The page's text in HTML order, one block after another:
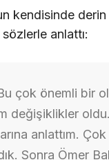
kendisinde derin
anlattı:
çok önemli bir
değişiklikler
anlattım.
Sonra Ömer